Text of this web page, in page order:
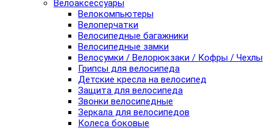
Велоаксессуары
Велокомпьютеры
Велоперчатки
Велосипедные багажники
Велосипедные замки
Велосумки / Велорюкзаки / Кофры / Чехлы
Грипсы для велосипеда
Детские кресла на велосипед
Защита для велосипеда
Звонки велосипедные
Зеркала для велосипедов
Колеса боковые